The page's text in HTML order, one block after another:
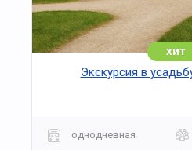
хит
Экскурсия в
однодневная